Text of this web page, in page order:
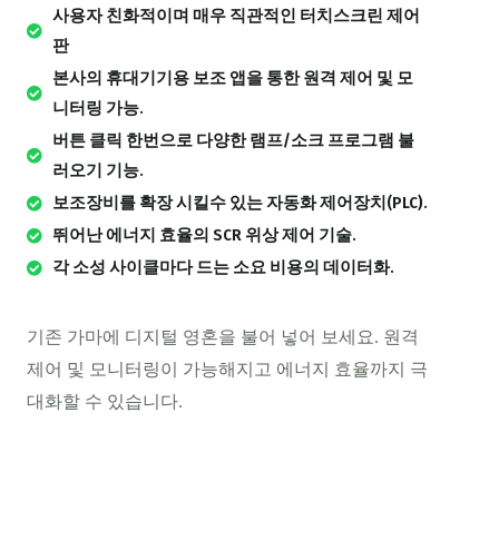
사용자 친화적이며 매우 직관적인 터치스크린 제어
판
본사의 휴대기기용 보조 앱을 통한 원격 제어 및 모
니터링 가능.
버튼 클릭 한번으로 다양한 램프/소크 프로그램 불
러오기 기능.
보조장비를 확장 시킬수 있는 자동화 제어장치(PLC).
뛰어난 에너지 효율의 SCR 위상 제어 기술.
각 소성 사이클마다 드는 소요 비용의 데이터화.
기존 가마에 디지털 영혼을 불어 넣어 보세요. 원격
제어 및 모니터링이 가능해지고 에너지 효율까지 극
대화할 수 있습니다.